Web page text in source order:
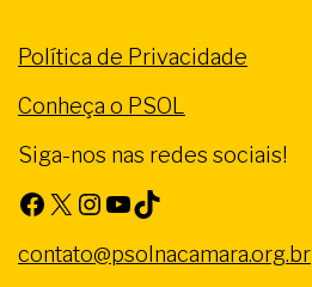
Política de Privacidade
Conheça o PSOL
Siga-nos nas redes sociais!
Facebook X Instagram Youtube TikTok
contato@psolnacamara.org.br